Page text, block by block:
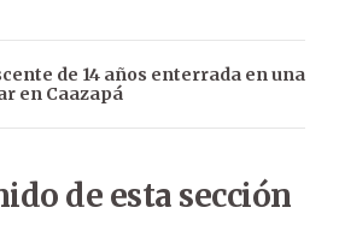
de 14 años enterrada en una
en Caazapá
de esta sección